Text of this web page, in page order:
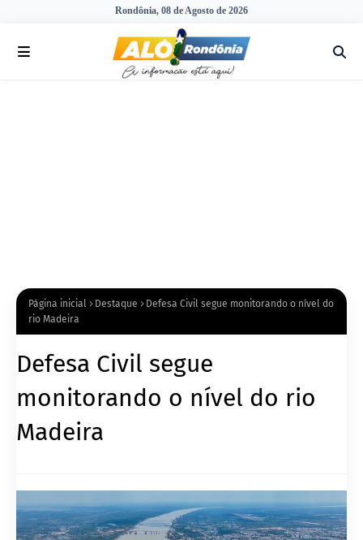
Rondônia, 08 de Agosto de 2026
Página inicial Destaque
Defesa Civil segue monitorando o nível do
rio Madeira
Defesa Civil segue
monitorando o nível do rio
Madeira